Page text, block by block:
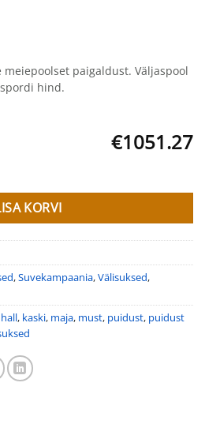
paigaldust. Väljaspool
hind.
€1051.27
kogus
KORVI
,Suvekampaania,Välisuksed,
hall, kaski, maja, must, puidust, puidust